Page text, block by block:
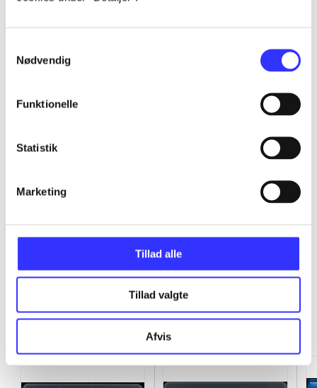
Nødvendig
Funktionelle
Statistik
Marketing
Tillad alle
Tillad valgte
Afvis
Minder om